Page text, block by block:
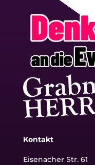
Kontakt
Eisenacher Str. 61